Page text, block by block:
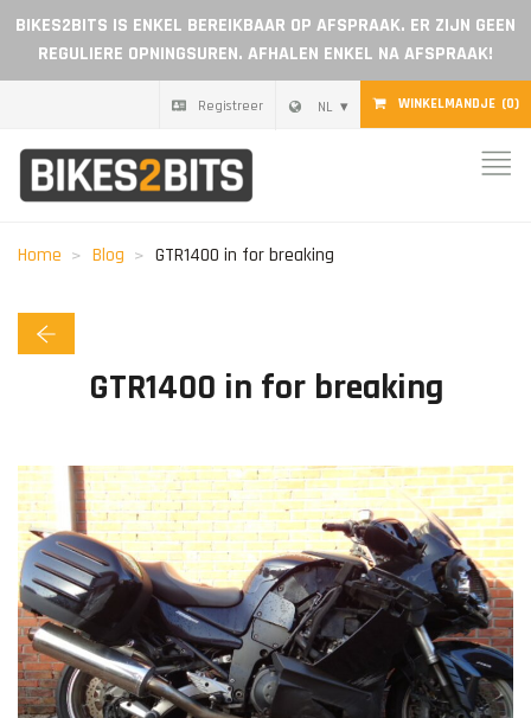
BIKES2BITS IS ENKEL BEREIKBAAR OP AFSPRAAK. ER ZIJN GEEN
REGULIERE OPNINGSUREN. AFHALEN ENKEL NA AFSPRAAK!
WINKELMANDJE (0)
NL
Registreer
Home
Blog
Reviews
Contact
Home Blog GTR1400 in for breaking
GTR1400 in for breaking